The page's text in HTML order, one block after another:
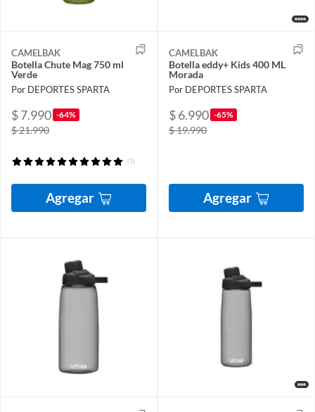
CAMELBAK
Botella Chute Mag 750 ml
Verde
Por DEPORTES SPARTA
$ 7.990 -64%
$ 21.990
(1)
Agregar
CAMELBAK
Botella eddy+ Kids 400 ML
Morada
Por DEPORTES SPARTA
$ 6.990 -65%
$ 19.990
Agregar